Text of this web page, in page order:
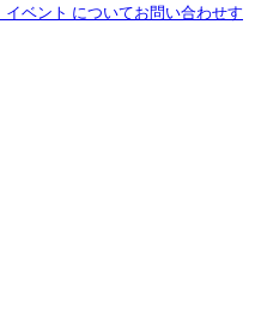
イベント についてお問い合わせす